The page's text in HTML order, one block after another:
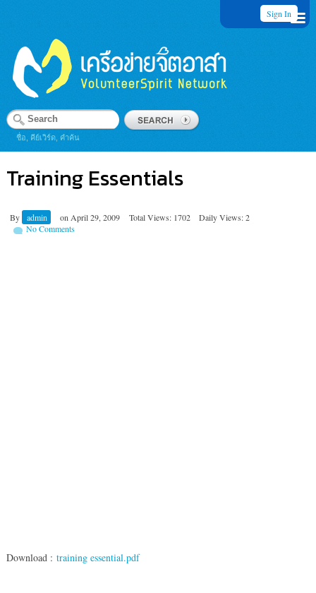
Sign In
ชื่อ, คีย์เวิร์ด, คำค้น
Training Essentials
By admin on April 29, 2009 Total Views: 1702
Daily Views: 2
No Comments
Download : training essential.pdf